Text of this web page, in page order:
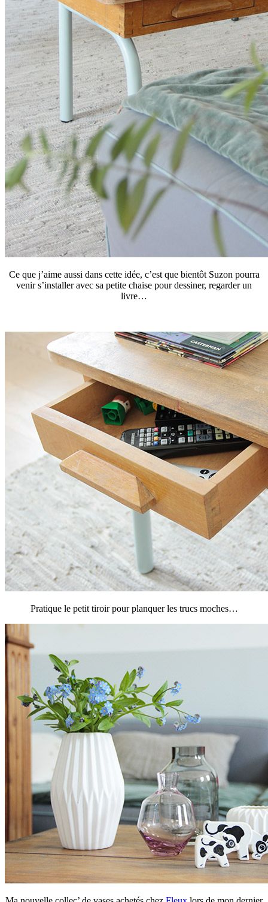
Ce que j’aime aussi dans cette idée, c’est que bientôt Suzon pourra
venir s’installer avec sa petite chaise pour dessiner, regarder un
livre…
Pratique le petit tiroir pour planquer les trucs moches…